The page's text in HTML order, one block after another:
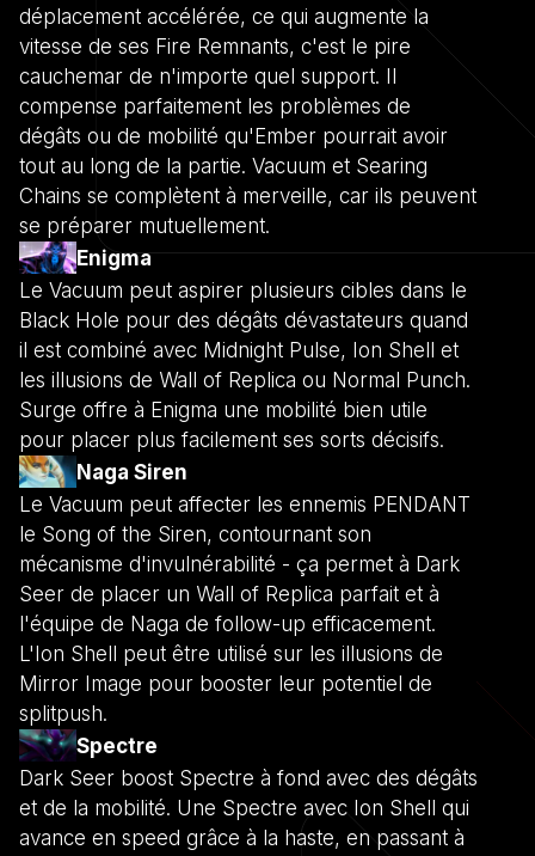
déplacement accélérée, ce qui augmente la
vitesse de ses Fire Remnants, c'est le pire
cauchemar de n'importe quel support. Il
compense parfaitement les problèmes de
dégâts ou de mobilité qu'Ember pourrait avoir
tout au long de la partie. Vacuum et Searing
Chains se complètent à merveille, car ils peuvent
se préparer mutuellement.
Enigma
Le Vacuum peut aspirer plusieurs cibles dans le
Black Hole pour des dégâts dévastateurs quand
il est combiné avec Midnight Pulse, Ion Shell et
les illusions de Wall of Replica ou Normal Punch.
Surge offre à Enigma une mobilité bien utile
pour placer plus facilement ses sorts décisifs.
Naga Siren
Le Vacuum peut affecter les ennemis PENDANT
le Song of the Siren, contournant son
mécanisme d'invulnérabilité - ça permet à Dark
Seer de placer un Wall of Replica parfait et à
l'équipe de Naga de follow-up efficacement.
L'Ion Shell peut être utilisé sur les illusions de
Mirror Image pour booster leur potentiel de
splitpush.
Spectre
Dark Seer boost Spectre à fond avec des dégâts
et de la mobilité. Une Spectre avec Ion Shell qui
avance en speed grâce à la haste, en passant à